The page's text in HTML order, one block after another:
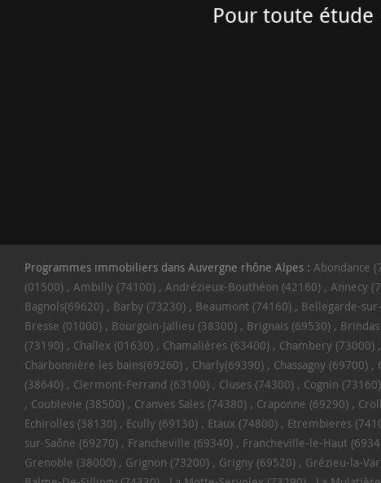
Pour toute
Programmes immobiliers dans Auvergne rhône Alpes : Abondance
(01500)
Ambilly (74100) Andrézieux-Bouthéon (42160) Annecy
Bagnols(69620)
Barby (73230) Beaumont (74160) Bellegarde-
Bresse (01000)
Bourgoin-Jallieu (38300) Brignais (69530)
(73190)
Challex (01630) Chamalières (63400) Chambery (73000)
Charbonnière les bains(69260)
Charly(69390) Chassagny (69700)
(38640)
Clermont-Ferrand (63100) Cluses (74300) Cognin (73160)
Coublevie (38500)
Cranves Sales (74380) Craponne (69290)
Echirolles (38130)
Ecully (69130) Etaux (74800) Etrembieres
sur-Saône (69270)
Francheville (69340) Francheville-le-Haut
Grenoble (38000)
Grignon (73200) Grigny (69520) Grézieu-la-